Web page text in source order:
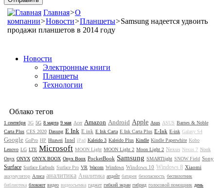
Главная>О
компании>Новости>Планшеты>Samsung надеется удвоить
продажи планшетов в 2014 году
Новости
Электронные книги
Планшеты
Технологии
Облако тегов
1 сентября 3G 5G 8 марта 9 мая Acer Amazon Android Apple Asus ASUS Barnes & Noble
Carta Plus CES 2020 Dasung E Ink E ink E Ink Carta E Ink Carta Plus E-Ink E-ink Galaxy S4
Google GoPro HP Huawei Intel iPad Kaleido 3 Kaleido Plus Kindle Kindle Paperwhite Kobo
Lenovo LG LTE Microsoft MOON Light MOON Light 2 Moon Light 2 Nexus Nexus 7 Nook
Onyx ONYX ONYX BOOX Onyx Boox PocketBook Samsung SMARTlight SNOW Field Sony
Surface Surface Earbuds Surface Pro VR Wacom Windows Windows 10 Windows 8 Xiaomi
аккумулятор Алиса аналитика Аналитика апдейт батарея безопасность беспилотник
библиотека блокнот видео видеосъемка гаджет гибкий экран гибрид голосовой помощник день